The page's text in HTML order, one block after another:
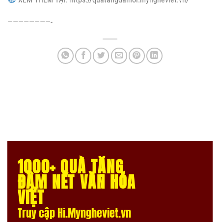
————————-
1000+ QUÀ TẶNG
ĐẬM NÉT VĂN HÓA
VIỆT
Truy cập Hi.Myngheviet.vn